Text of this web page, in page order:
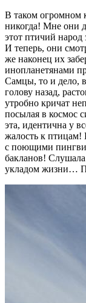
В таком огромном
никогда! Мне они
этот птичий народ
И теперь, они
же наконец их
инопланетянами
Самцы, то и дело,
голову назад,
утробно кричат
посылая в космос
эта, идентична у
жалость к птицам!
с поющими
бакланов!
укладом жизни…